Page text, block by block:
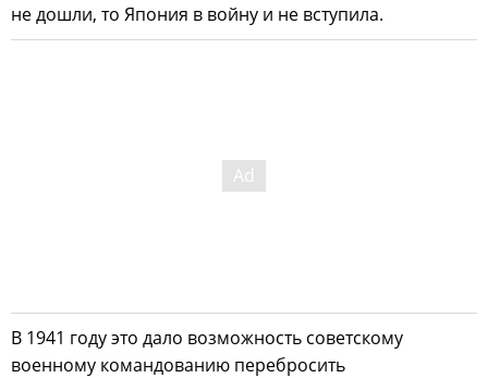
не дошли, то Япония в войну и не вступила.
В 1941 году это дало возможность советскому
военному командованию перебросить